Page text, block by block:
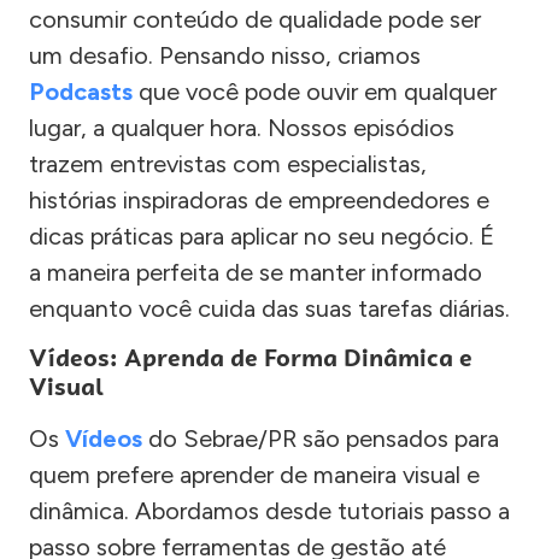
consumir conteúdo de qualidade pode ser
um desafio. Pensando nisso, criamos
Podcasts que você pode ouvir em qualquer
lugar, a qualquer hora. Nossos episódios
trazem entrevistas com especialistas,
histórias inspiradoras de empreendedores e
dicas práticas para aplicar no seu negócio. É
a maneira perfeita de se manter informado
enquanto você cuida das suas tarefas diárias.
Vídeos: Aprenda de Forma Dinâmica e
Visual
Os Vídeos do Sebrae/PR são pensados para
quem prefere aprender de maneira visual e
dinâmica. Abordamos desde tutoriais passo a
passo sobre ferramentas de gestão até